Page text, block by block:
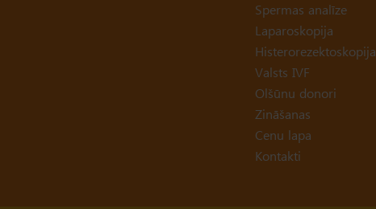
Spermas analīze
Laparoskopija
Histerorezektoskopija
Valsts IVF
Olšūnu donori
Zināšanas
Cenu lapa
Kontakti